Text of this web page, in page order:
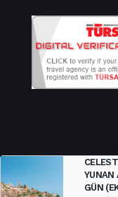
YUNAN
GÜN
Gemi